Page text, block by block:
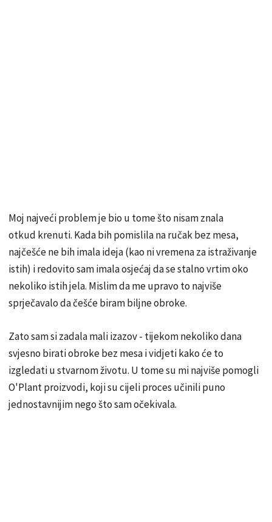
Moj najveći problem je bio u tome što nisam znala
otkud krenuti. Kada bih pomislila na ručak bez mesa,
najčešće ne bih imala ideja (kao ni vremena za istraživanje
istih) i redovito sam imala osjećaj da se stalno vrtim oko
nekoliko istih jela. Mislim da me upravo to najviše
sprječavalo da češće biram biljne obroke.
Zato sam si zadala mali izazov - tijekom nekoliko dana
svjesno birati obroke bez mesa i vidjeti kako će to
izgledati u stvarnom životu. U tome su mi najviše pomogli
O'Plant proizvodi, koji su cijeli proces učinili puno
jednostavnijim nego što sam očekivala.